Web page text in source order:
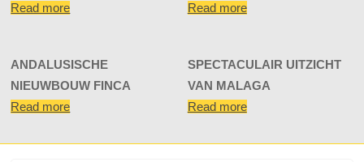
Read more Read more
ANDALUSISCHE
NIEUWBOUW FINCA
Read more
SPECTACULAIR UITZICHT
VAN MALAGA
Read more